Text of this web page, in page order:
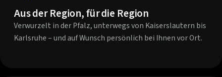
Aus der Region, für die Region
Verwurzelt in der Pfalz, unterwegs von Kaiserslautern bis
Karlsruhe – und auf Wunsch persönlich bei Ihnen vor Ort.